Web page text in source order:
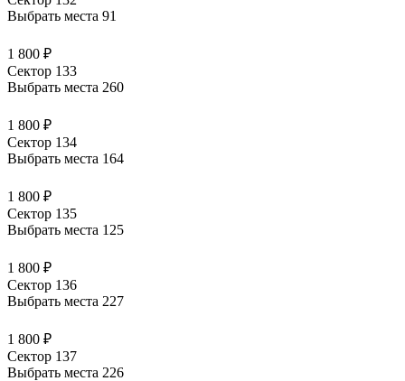
Выбрать места 91
1 800 ₽
Сектор 133
Выбрать места 260
1 800 ₽
Сектор 134
Выбрать места 164
1 800 ₽
Сектор 135
Выбрать места 125
1 800 ₽
Сектор 136
Выбрать места 227
1 800 ₽
Сектор 137
Выбрать места 226